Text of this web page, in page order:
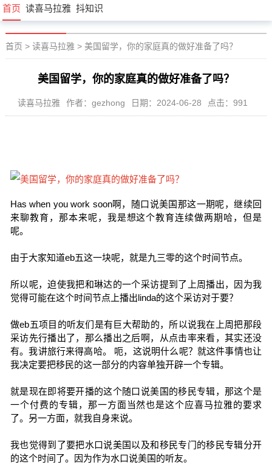
首页 读喜马拉雅 抖知识
首页 > 读喜马拉雅> 美国留学，你的家庭真的做好准备了吗？
美国留学，你的家庭真的做好准备了吗？
读喜马拉雅 作者：gezhong 日期：2024-06-28 点击：991
Has when you work soon啊，随口说美国那这一期呢，继续回
来聊教育，那本来呢，我是想这个教育连续做两期哈，但是
呢。
由于大家知道eb五这一块呢，就是九三零的这个时间节点。
所以呢，迫使我把和琳达的一个采访提到了上周播出，因为我
觉得可能在这个时间节点上播出linda的这个采访对于要？
做eb五项目的听友们是有巨大帮助的，所以说我在上周把那段
采访先行播出了，那么播出之后啊，从点击率来看，其实还没
有。我讲旅行来得高哈。 呃，这说明什么呢？就这件事情也让
我决定要把移民的这一部分的内容单独开辟一个专辑。
就是现在即将要开播的这个随口说美国的移民专辑，那这个是
一个付费的专辑，那一方面当然也是这个应喜马拉雅的要求
了。另一方面，就我自身来说。
我也觉得到了要把水口说美国以及和移民专门的移民专辑分开
的这个时间了。因为作为水口说美国的听友。